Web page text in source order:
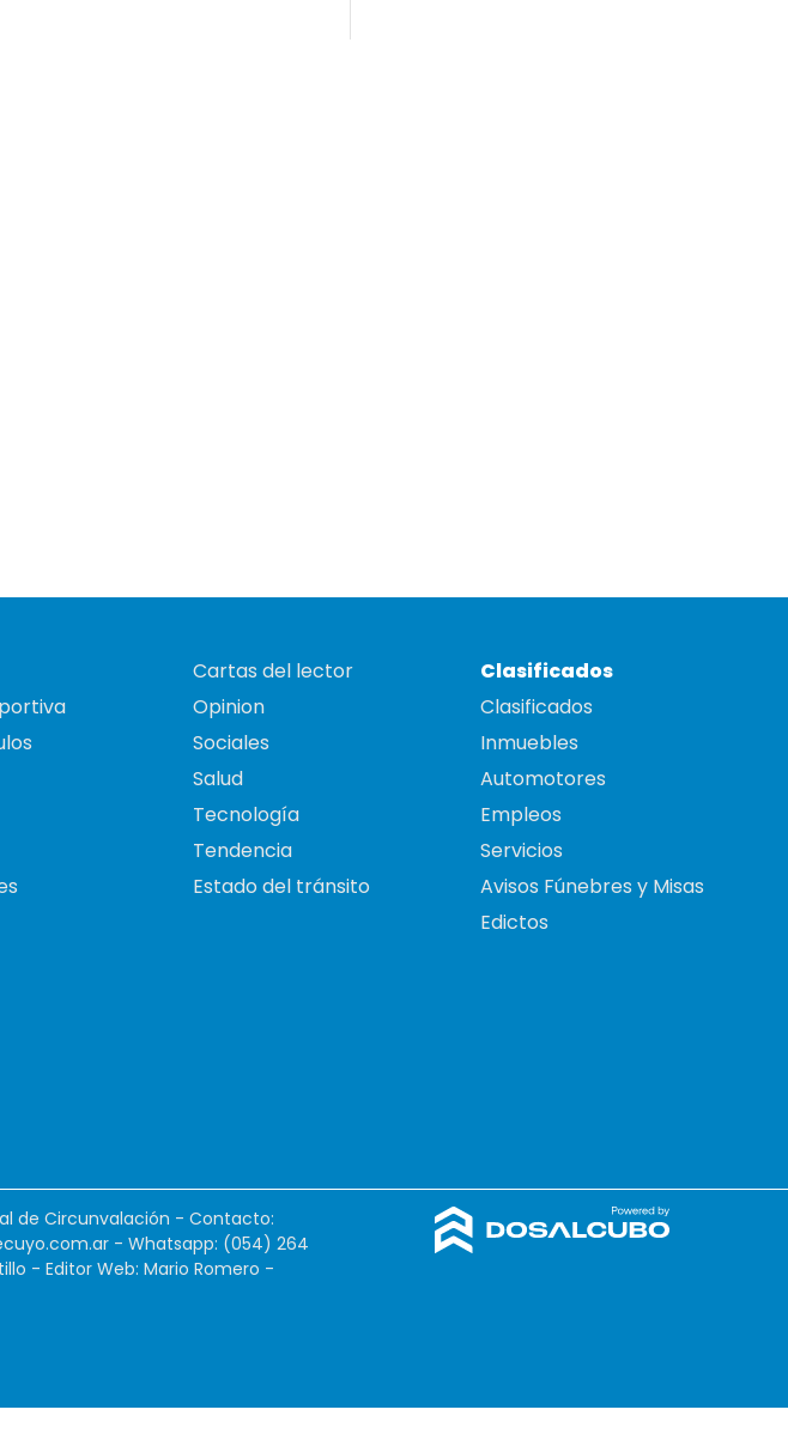
Cartas del lector
Opinion
Sociales
Salud
Tecnología
Tendencia
Estado del tránsito
Clasificados
Clasificados
Inmuebles
Automotores
Empleos
Servicios
Avisos Fúnebres y Misas
Edictos
de Circunvalación - Contacto:
- Whatsapp: (054) 264
- Editor Web: Mario Romero -